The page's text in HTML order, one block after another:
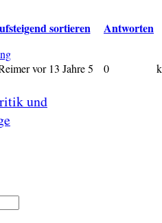
Antworten
vor 13 Jahre 5
0